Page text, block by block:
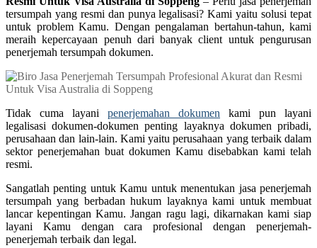
tersumpah yang resmi dan punya legalisasi? Kami yaitu solusi tepat
untuk problem Kamu. Dengan pengalaman bertahun-tahun, kami
meraih kepercayaan penuh dari banyak client untuk pengurusan
penerjemah tersumpah dokumen.
Tidak cuma layani penerjemahan dokumen kami pun layani
legalisasi dokumen-dokumen penting layaknya dokumen pribadi,
perusahaan dan lain-lain. Kami yaitu perusahaan yang terbaik dalam
sektor penerjemahan buat dokumen Kamu disebabkan kami telah
resmi.
Sangatlah penting untuk Kamu untuk menentukan jasa penerjemah
tersumpah yang berbadan hukum layaknya kami untuk membuat
lancar kepentingan Kamu. Jangan ragu lagi, dikarnakan kami siap
layani Kamu dengan cara profesional dengan penerjemah-
penerjemah terbaik dan legal.